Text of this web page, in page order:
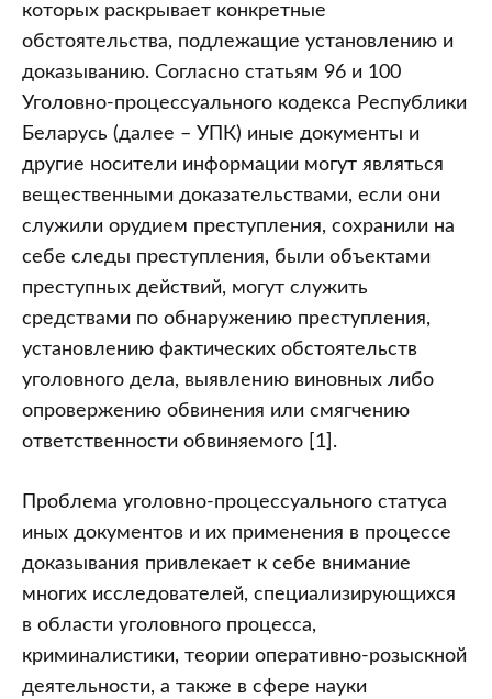
которых раскрывает конкретные
обстоятельства, подлежащие установлению и
доказыванию. Согласно статьям 96 и 100
Уголовно-процессуального кодекса Республики
Беларусь (далее – УПК) иные документы и
другие носители информации могут являться
вещественными доказательствами, если они
служили орудием преступления, сохранили на
себе следы преступления, были объектами
преступных действий, могут служить
средствами по обнаружению преступления,
установлению фактических обстоятельств
уголовного дела, выявлению виновных либо
опровержению обвинения или смягчению
ответственности обвиняемого [1].
Проблема уголовно-процессуального статуса
иных документов и их применения в процессе
доказывания привлекает к себе внимание
многих исследователей, специализирующихся
в области уголовного процесса,
криминалистики, теории оперативно-розыскной
деятельности, а также в сфере науки